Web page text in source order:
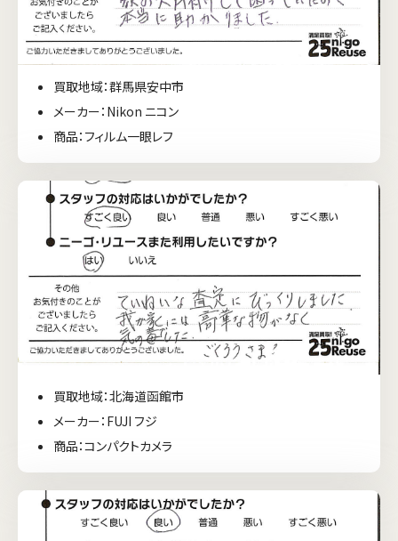
買取地域：群馬県安中市
メーカー：Nikon ニコン
商品：フィルム一眼レフ
買取地域：北海道函館市
メーカー：FUJI フジ
商品：コンパクトカメラ